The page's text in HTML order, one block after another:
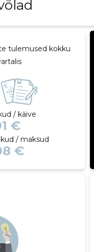
tulemused kokku
/ käive
€
/ maksud
€